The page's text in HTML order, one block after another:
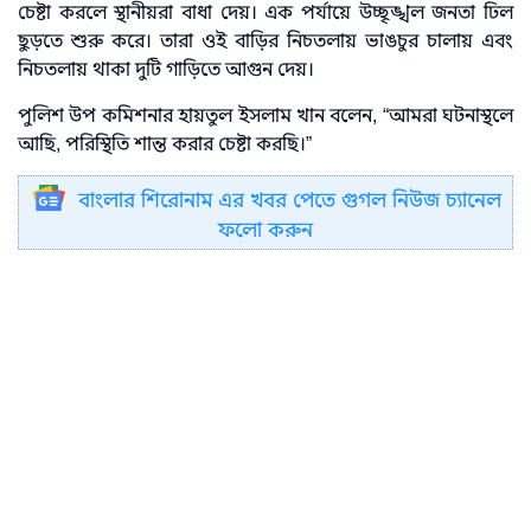
চেষ্টা করলে স্থানীয়রা বাধা দেয়। এক পর্যায়ে উচ্ছৃঙ্খল জনতা ঢিল
ছুড়তে শুরু করে। তারা ওই বাড়ির নিচতলায় ভাঙচুর চালায় এবং
নিচতলায় থাকা দুটি গাড়িতে আগুন দেয়।
পুলিশ উপ কমিশনার হায়তুল ইসলাম খান বলেন, “আমরা ঘটনাস্থলে
আছি, পরিস্থিতি শান্ত করার চেষ্টা করছি।”
বাংলার শিরোনাম এর খবর পেতে গুগল নিউজ চ্যানেল
ফলো করুন